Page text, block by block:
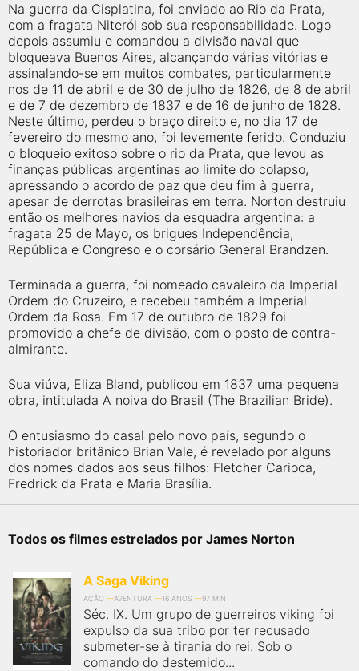
Na guerra da Cisplatina, foi enviado ao Rio da Prata,
com a fragata Niterói sob sua responsabilidade. Logo
depois assumiu e comandou a divisão naval que
bloqueava Buenos Aires, alcançando várias vitórias e
assinalando-se em muitos combates, particularmente
nos de 11 de abril e de 30 de julho de 1826, de 8 de abril
e de 7 de dezembro de 1837 e de 16 de junho de 1828.
Neste último, perdeu o braço direito e, no dia 17 de
fevereiro do mesmo ano, foi levemente ferido. Conduziu
o bloqueio exitoso sobre o rio da Prata, que levou as
finanças públicas argentinas ao limite do colapso,
apressando o acordo de paz que deu fim à guerra,
apesar de derrotas brasileiras em terra. Norton destruiu
então os melhores navios da esquadra argentina: a
fragata 25 de Mayo, os brigues Independência,
República e Congreso e o corsário General Brandzen.
Terminada a guerra, foi nomeado cavaleiro da Imperial
Ordem do Cruzeiro, e recebeu também a Imperial
Ordem da Rosa. Em 17 de outubro de 1829 foi
promovido a chefe de divisão, com o posto de contra-
almirante.
Sua viúva, Eliza Bland, publicou em 1837 uma pequena
obra, intitulada A noiva do Brasil (The Brazilian Bride).
O entusiasmo do casal pelo novo país, segundo o
historiador britânico Brian Vale, é revelado por alguns
dos nomes dados aos seus filhos: Fletcher Carioca,
Fredrick da Prata e Maria Brasília.
Todos os filmes estrelados por James Norton
A Saga Viking
AÇÃO AVENTURA 16 ANOS 97 MIN
Séc. IX. Um grupo de guerreiros viking foi
expulso da sua tribo por ter recusado
submeter-se à tirania do rei. Sob o
comando do destemido...